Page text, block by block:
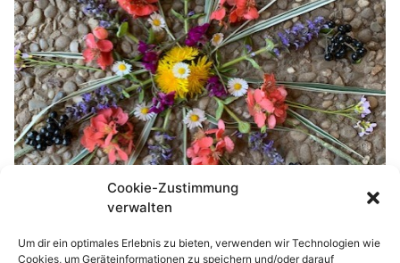
Cookie-Zustimmung
verwalten
Um dir ein optimales Erlebnis zu bieten, verwenden wir Technologien wie
Cookies, um Geräteinformationen zu speichern und/oder darauf